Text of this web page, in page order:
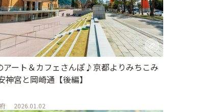
アート＆カフェさんぽ♪京都よりみちこみ
神宮と岡崎通【後編】
2026.01.02